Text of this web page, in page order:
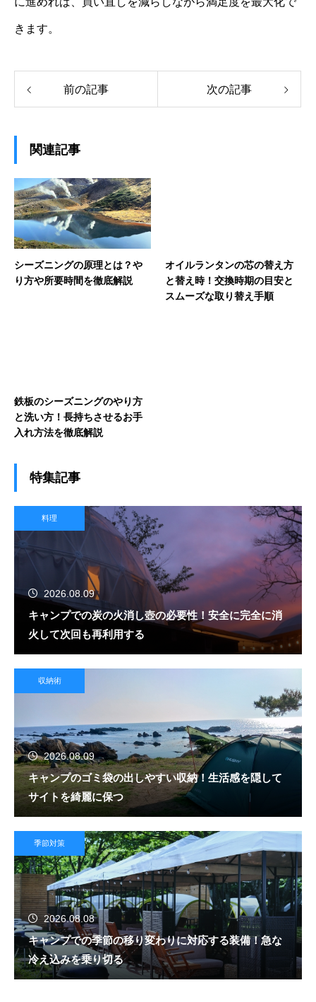
きます。
前の記事 次の記事
関連記事
シーズニングの原理とは？や
り方や所要時間を徹底解説
オイルランタンの芯の替え方
と替え時！交換時期の目安と
スムーズな取り替え手順
鉄板のシーズニングのやり方
と洗い方！長持ちさせるお手
入れ方法を徹底解説
特集記事
料理
2026.08.09
キャンプでの炭の火消し壺の必要性！安全に完全に消
火して次回も再利用する
収納術
2026.08.09
キャンプのゴミ袋の出しやすい収納！生活感を隠して
サイトを綺麗に保つ
季節対策
2026.08.08
キャンプでの季節の移り変わりに対応する装備！急な
冷え込みを乗り切る